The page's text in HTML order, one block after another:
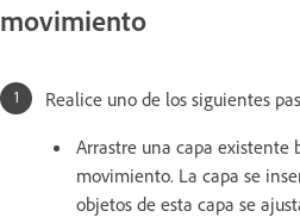
movimiento
Realice uno de los siguientes
Arrastre una capa existente
movimiento. La capa se
objetos de esta capa se